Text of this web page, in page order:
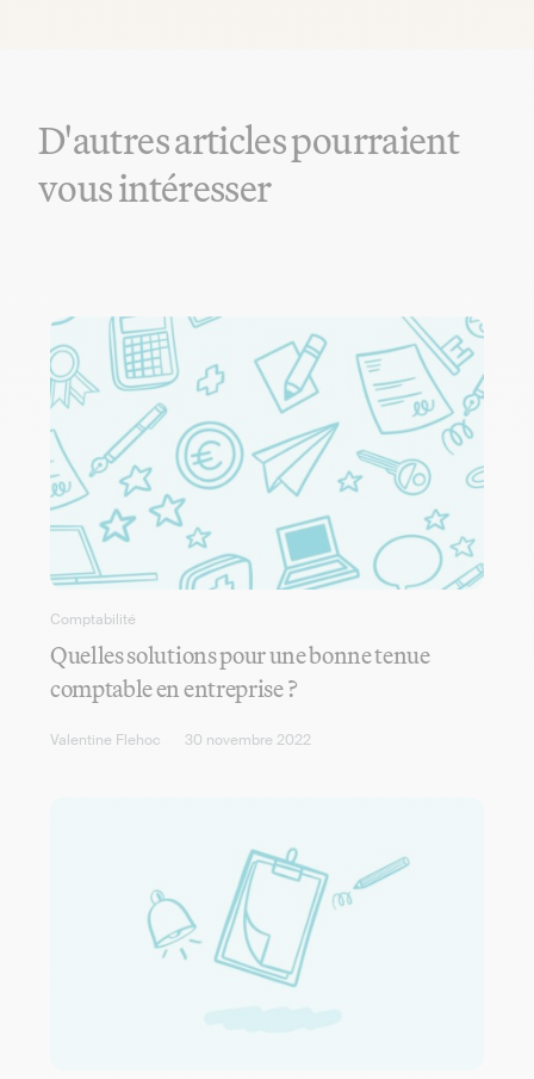
D'autres articles pourraient
vous intéresser
Comptabilité
Quelles solutions pour une bonne tenue
comptable en entreprise ?
Valentine Flehoc 30 novembre 2022